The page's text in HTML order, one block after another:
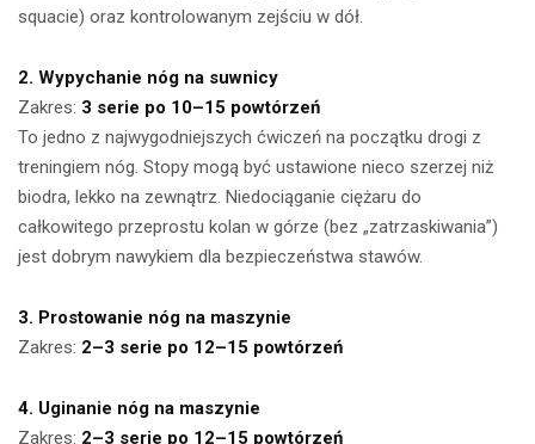
squacie) oraz kontrolowanym zejściu w dół.
2. Wypychanie nóg na suwnicy
Zakres: 3 serie po 10–15 powtórzeń
To jedno z najwygodniejszych ćwiczeń na początku drogi z
treningiem nóg. Stopy mogą być ustawione nieco szerzej niż
biodra, lekko na zewnątrz. Niedociąganie ciężaru do
całkowitego przeprostu kolan w górze (bez „zatrzaskiwania”)
jest dobrym nawykiem dla bezpieczeństwa stawów.
3. Prostowanie nóg na maszynie
Zakres: 2–3 serie po 12–15 powtórzeń
4. Uginanie nóg na maszynie
Zakres: 2–3 serie po 12–15 powtórzeń